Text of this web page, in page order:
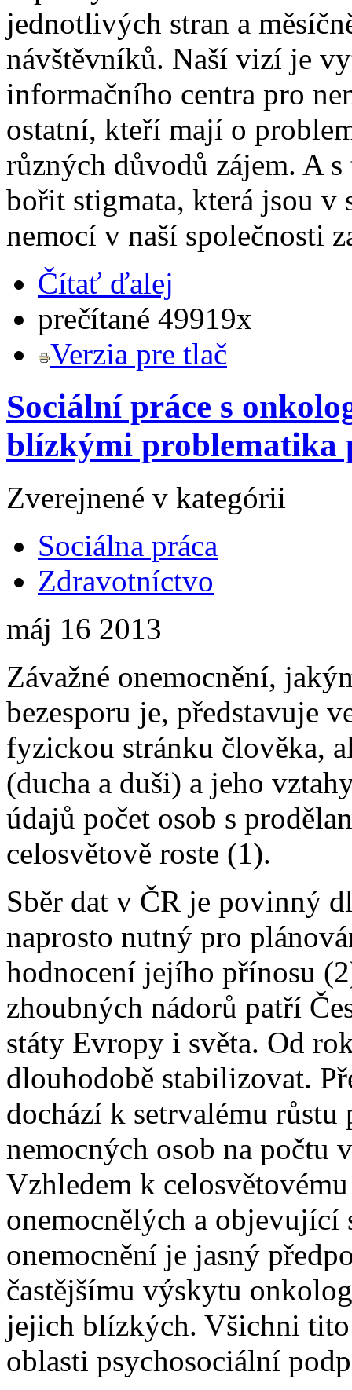
jednotlivých stran a
návštěvníků. Naší vizí je
informačního centra pro
ostatní, kteří mají o
různých důvodů zájem. A
bořit stigmata, která jsou v
nemocí v naší společnosti
Čítať ďalej
prečítané 49919x
Verzia pre tlač
Sociální práce s
blízkými problematika
Zverejnené v kategórii
Sociálna práca
Zdravotníctvo
máj 16 2013
Závažné onemocnění,
bezesporu je, představuje
fyzickou stránku člověka,
(ducha a duši) a jeho
údajů počet osob s
celosvětově roste (1).
Sběr dat v ČR je povinný
naprosto nutný pro
hodnocení jejího přínosu
zhoubných nádorů patří
státy Evropy i světa. Od
dlouhodobě stabilizovat.
dochází k setrvalému
nemocných osob na počtu
Vzhledem k
onemocnělých a objevující
onemocnění je jasný
častějšímu výskytu
jejich blízkých. Všichni
oblasti psychosociální